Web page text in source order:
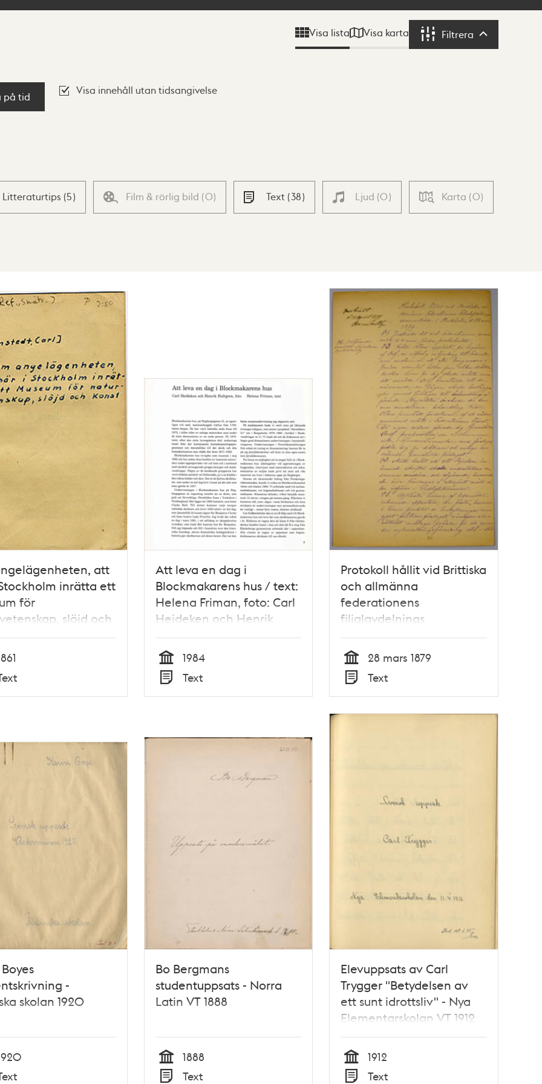
Visa lista Visa karta Filtrera Filtrera
på tid
Visa innehåll utan tidsangivelse
Litteraturtips (5) Film & rörlig bild (0) Text (38) Ljud (0) Karta (0)
att
inrätta ett
för
slöjd och
Carl Palmstedt
Att leva en dag i
Blockmakarens hus / text:
Helena Friman, foto: Carl
Heideken och Henrik
Hultgren
Tid
1984
Typ
Text
Protokoll hållit vid Brittiska
och allmänna
federationens
filialavdelnings
sammanträde i
Stockholm den 28 mars
1879
Tid
28 mars 1879
Typ
Text
-
skolan 1920
Bo Bergmans
studentuppsats - Norra
Latin VT 1888
Tid
1888
Text
Elevuppsats av Carl
Trygger "Betydelsen av
ett sunt idrottsliv" - Nya
Elementarskolan VT 1912
Tid
1912
Text